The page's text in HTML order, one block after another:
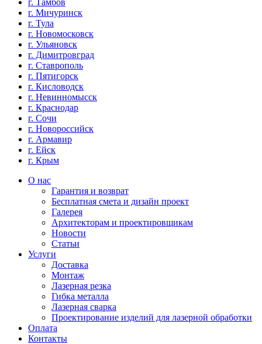
г. Тамбов
г. Мичуринск
г. Тула
г. Новомосковск
г. Ульяновск
г. Димитровград
г. Ставрополь
г. Пятигорск
г. Кисловодск
г. Невинномысск
г. Краснодар
г. Сочи
г. Новороссийск
г. Армавир
г. Ейск
г. Крым
О нас
Гарантия и возврат
Бесплатная смета и дизайн проект
Галерея
Архитекторам и проектировщикам
Новости
Статьи
Услуги
Доставка
Монтаж
Лазерная резка
Гибка металла
Лазерная сварка
Проектирование изделий для лазерной обработки
Оплата
Контакты